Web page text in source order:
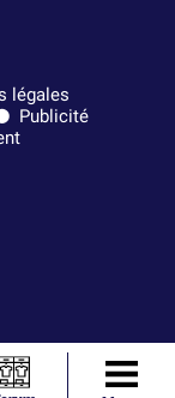
légales
Publicité